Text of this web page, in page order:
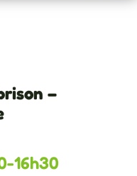
–
16h30